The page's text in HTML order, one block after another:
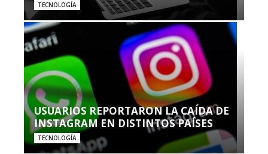
TECNOLOGÍA
USUARIOS REPORTARON LA CAÍDA DE
INSTAGRAM EN DISTINTOS PAÍSES
TECNOLOGÍA